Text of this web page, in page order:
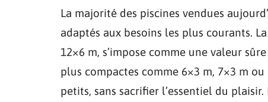
La majorité des piscines vendues
adaptés aux besoins les plus courants.
12×6 m, s’impose comme une valeur
plus compactes comme 6×3 m, 7×3 m
petits, sans sacrifier l’essentiel du